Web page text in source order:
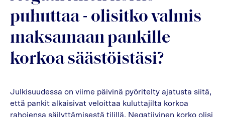
puhuttaa - olisitko valmis
maksamaan pankille
korkoa säästöistäsi?
Julkisuudessa on viime päivinä pyöritelty ajatusta siitä,
että pankit alkaisivat veloittaa kuluttajilta korkoa
rahojensa säilyttämisestä tilillä. Negatiivinen korko olisi